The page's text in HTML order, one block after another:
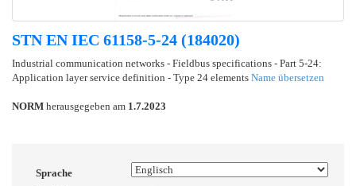
STN EN IEC 61158-5-24 (184020)
Industrial communication networks - Fieldbus specifications - Part 5-24:
Application layer service definition - Type 24 elements Name übersetzen
NORM herausgegeben am 1.7.2023
Sprache